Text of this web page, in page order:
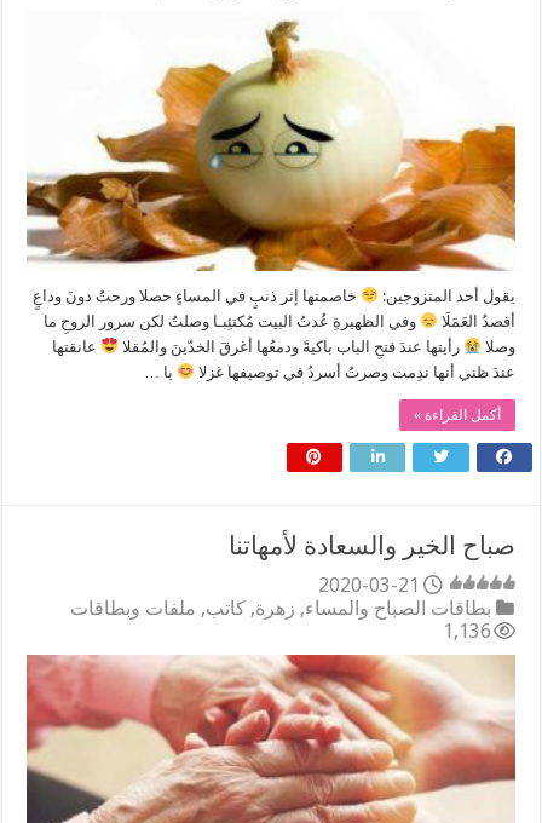
يقول أحد المتزوجين:
خاصمتها إثر ذنبٍ في المساءٍ حصلا ورحتُ دونَ وداعٍ
أقصدُ العَمَلَا
وفي الظهيرةِ عُدتُ البيت مُكتئِبـا وصلتُ لكن سرور الروحِ ما
وصلا
رأيتها عندَ فتحِ الباب باكيةً ودمعُها أغرقَ الخدّينَ والمُقلا
عانقتها
عندَ ظني أنها ندِمت وصرتُ أسردُ في توصيفها غزلا
يا …
أكمل القراءة »
صباح الخير والسعادة لأمهاتنا
2020-03-21
بطاقات الصباح والمساء, زهرة, كاتب, ملفات وبطاقات
1,136